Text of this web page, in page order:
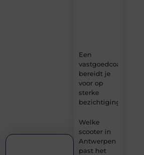
Een
vastgoedcoach
bereidt je
voor op
sterke
bezichtigingen
Welke
scooter in
Antwerpen
past het